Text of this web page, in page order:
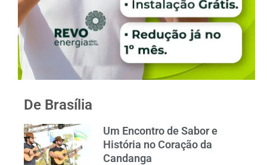
De Brasília
Um Encontro de Sabor e
História no Coração da
Candanga